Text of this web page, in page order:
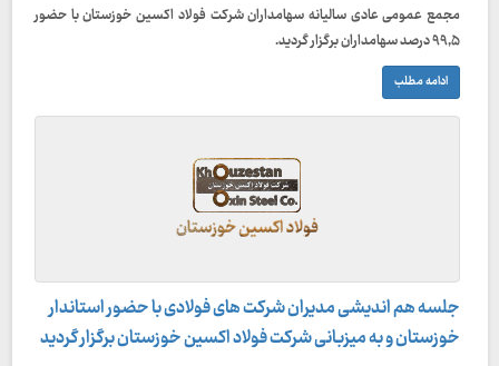
مجمع عمومی عادی سالیانه سهامداران شرکت فولاد اکسین خوزستان با حضور
۹۹,۵ درصد سهامداران برگزار گردید.
ادامه مطلب
جلسه هم اندیشی مدیران شرکت های فولادی با حضور استاندار
خوزستان و به میزبانی شرکت فولاد اکسین خوزستان برگزار گردید